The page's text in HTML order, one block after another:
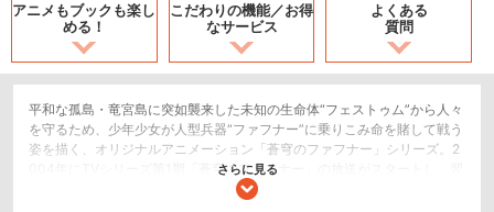
アニメもブックも楽し
める！
こだわりの機能／お得
なサービス
よくある
質問
平和な孤島・竜宮島に突如襲来した未知の生命体“フェストゥム”から人々
を守るため、少年少女が人型兵器“ファフナー”に乗りこみ命を賭して戦う
姿を描く、オリジナルアニメーション「蒼穹のファフナー」シリーズ。2
004年にTVシリーズ第1期「蒼穹のファフナー」の放送がスタートし、翌
2005年、知られざる過去の戦いを紐解くTVスペシャル「蒼穹のファフナ
さらに見る